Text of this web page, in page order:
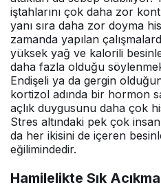
iştahlarını çok daha zor
yanı sıra daha zor doyma
zamanda yapılan
yüksek yağ ve kalorili
daha fazla olduğu
Endişeli ya da gergin
kortizol adında bir hormon
açlık duygusunu daha çok
Stres altındaki pek çok
da her ikisini de içeren
eğilimindedir.
Hamilelikte Sık Acıkma